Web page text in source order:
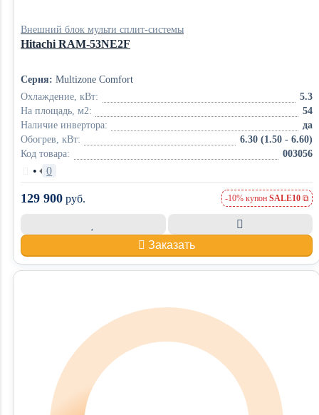
Внешний блок мульти сплит-системы
Hitachi RAM-53NE2F
Серия: Multizone Comfort
Охлаждение, кВт:
5.3
На площадь, м2:
54
Наличие инвертора:
да
Обогрев, кВт:
6.30 (1.50 - 6.60)
Код товара:
003056
• 0
129 900 руб. -10% купон SALE10
Заказать